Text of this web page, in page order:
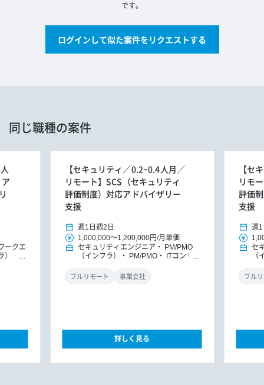
です。
ログインして似た案件をリクエストする
同じ職種の案件
ークエ
【セキュリティ／0.2~0.4人月／
リモート】SCS（セキュリティ
評価制度）対応アドバイザリー
支援
週1日 週2日
1,000,000～1,200,000円/月単価
セキュリティエンジニア
PM/PMO
（インフラ）
PM/PMO
ITコンサ
ント
DXコンサルタント
フルリモート 事業会社
詳しく見る
【セ
リモ
評価
支援
週1
セ
（
ン
フル